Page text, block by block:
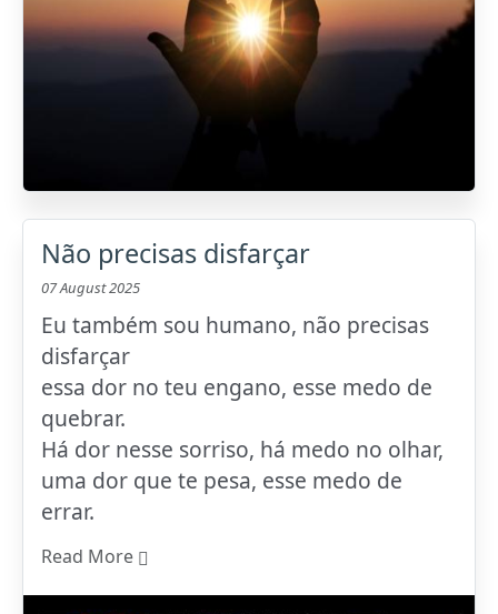
Não precisas disfarçar
07 August 2025
Eu também sou humano, não precisas
disfarçar
essa dor no teu engano, esse medo de
quebrar.
Há dor nesse sorriso, há medo no olhar,
uma dor que te pesa, esse medo de
errar.
Read More